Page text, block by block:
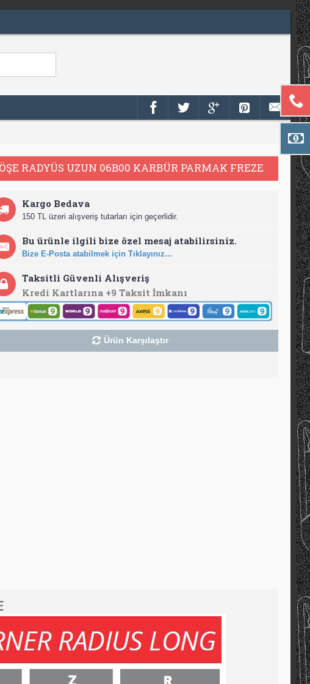
RADYÜS UZUN 06B00 KARBÜR PARMAK FREZE
Kargo Bedava
150 TL üzeri alışveriş tutarları için geçerlidir.
Bu ürünle ilgili bize özel mesaj atabilirsiniz.
Bize E-Posta atabilmek için Tıklayınız...
Taksitli Güvenli Alışveriş
Kredi Kartlarına +9 Taksit İmkanı
Ürün Karşılaştır